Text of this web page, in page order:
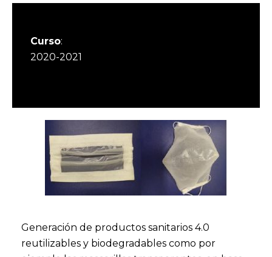
Curso:
2020-2021
Generación de productos sanitarios 4.0
reutilizables y biodegradables como por